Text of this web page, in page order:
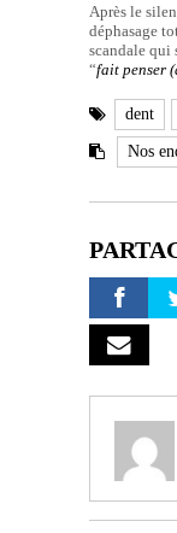
Après le
déphasage
scandale qui
“fait penser
dent
Nos